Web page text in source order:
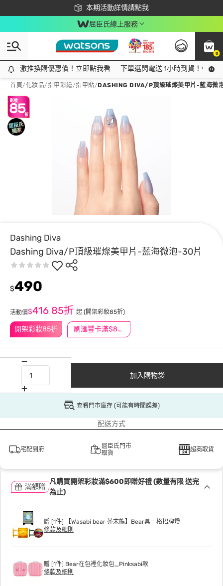
本期活動詳情請點我
下載app最高回饋$350
屈臣氏線上服務
0
激推換購優惠價！立即點我看
激推換購優惠價！立即點我看 下單選閃電送 1小時到貨！領神
首頁/化妝品/指甲彩繪/指甲貼/DASHING DIVA/P頂級璀燦美甲片-藍海微
Dashing Diva
Dashing Diva/P頂級璀燦美甲片-藍海微泡-30片
開架彩妝85折 刷滙豐卡滿$888送3萬點
$490
活動價$416 85折 起 (開架彩妝85折)
加入購物袋
查看門市庫存 (可能有時間誤差)
配送方式
宅配到府
屈臣氏門市
取貨
超商取貨
滿額贈
凡購買開架彩妝滿$600即贈好禮 (數量有限 送完
為止)
贈 [1件] 【Wasabi bear 芥末熊】Bear具一格招牌燈
條款及細則
贈 [1件] Bear在包裡化妝包_Pinksabi款
條款及細則